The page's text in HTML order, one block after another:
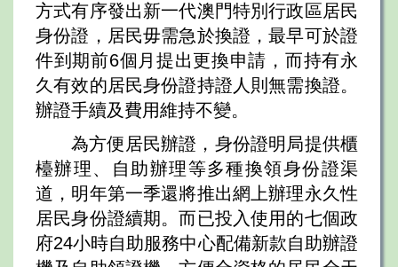
方式有序發出新一代澳門特別行政區居民
身份證，居民毋需急於換證，最早可於證
件到期前6個月提出更換申請，而持有永
久有效的居民身份證持證人則無需換證。
辦證手續及費用維持不變。
為方便居民辦證，身份證明局提供櫃
檯辦理、自助辦理等多種換領身份證渠
道，明年第一季還將推出網上辦理永久性
居民身份證續期。而已投入使用的七個政
府24小時自助服務中心配備新款自助辦證